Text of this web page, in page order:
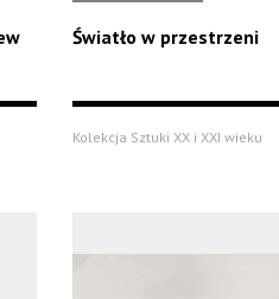
Światło w przestrzeni
Kolekcja Sztuki XX i XXI wieku